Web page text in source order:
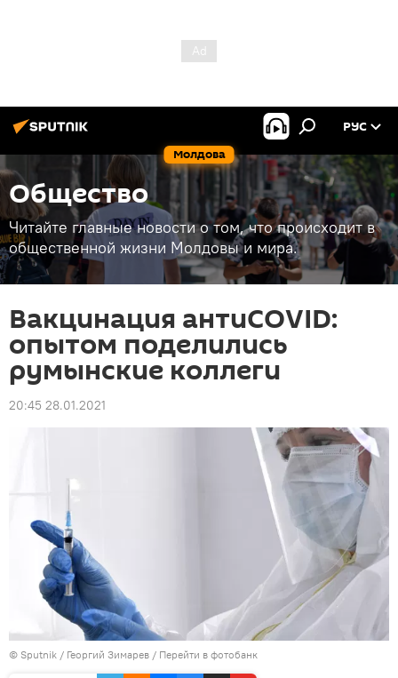
Молдова
РУС
Общество
Читайте главные новости о том, что происходит в
общественной жизни Молдовы и мира.
Вакцинация антиCOVID:
опытом поделились
румынские коллеги
20:45 28.01.2021
© Sputnik / Георгий Зимарев / Перейти в фотобанк